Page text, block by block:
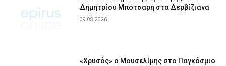
Δημητρίου Μπότσαρη στα Δερβίζιανα
09.08.2026
«Χρυσός» ο Μουσελίμης στο Παγκόσμιο